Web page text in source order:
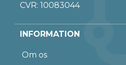
CVR: 10083044
INFORMATION
Om os